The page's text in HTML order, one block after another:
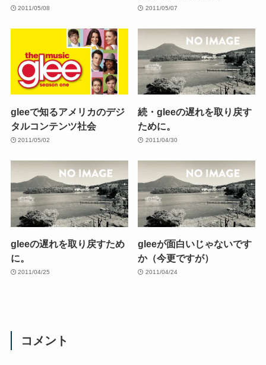
2011/05/08 2011/05/07
gleeで知るアメリカのデジ
タルコンテンツ社会
2011/05/02
続・gleeの遅れを取り戻す
ために。
2011/04/30
gleeの遅れを取り戻すため
に。
2011/04/25
gleeが面白いじゃないです
か（今更ですが）
2011/04/24
コメント